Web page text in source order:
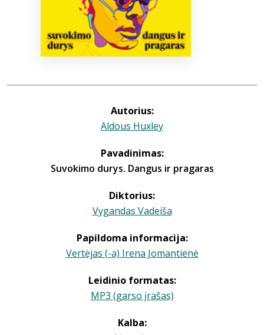
Autorius:
Aldous Huxley
Pavadinimas:
Suvokimo durys. Dangus ir pragaras
Diktorius:
Vygandas Vadeiša
Papildoma informacija:
Vertėjas (-a) Irena Jomantienė
Leidinio formatas:
MP3 (garso įrašas)
Kalba: